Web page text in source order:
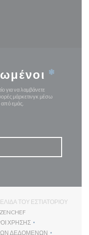
*
για να λαμβάνετε
μάρκετινγκ μέσω
από εμάς.
ΤΟΥ ΕΣΤΙΑΤΟΡΊΟΥ
ZENCHEF((ΑΝΟΊΓΕΙ ΣΕ ΝΈΟ
ΠΑΡΆΘΥΡΟ))
ΧΡΉΣΗΣ
((ΑΝΟΊΓΕΙ ΣΕ ΝΈΟ
ΔΕΔΟΜΈΝΩΝ